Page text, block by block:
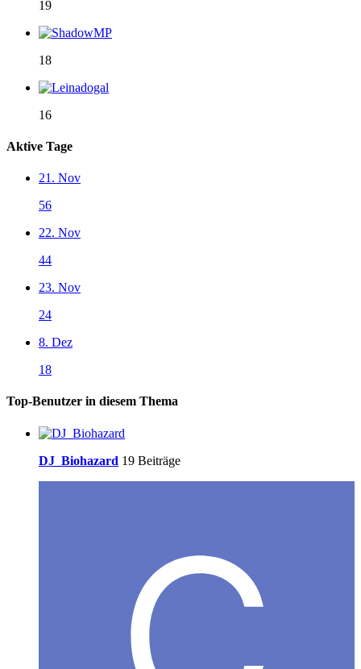
19
18
16
Aktive Tage
21. Nov
56
22. Nov
44
23. Nov
24
8. Dez
18
Top-Benutzer in diesem Thema
DJ_Biohazard 19 Beiträge